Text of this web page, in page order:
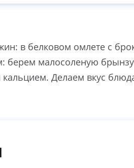
в белковом омлете с
берем малосоленую
кальцием. Делаем вкус